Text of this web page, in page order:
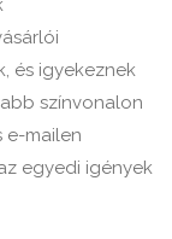
és igyekeznek
színvonalon
e-mailen
egyedi igények